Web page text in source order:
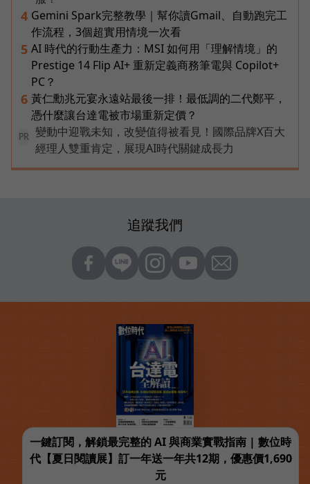
4 Gemini Spark完整教學｜幫你讀Gmail、自動跑完工
作流程，3個超實用情境一次看
5 AI 時代的行動生產力：MSI 如何用「理解情境」的
Prestige 14 Flip AI+ 重新定義商務筆電與 Copilot+
PC？
6 黃仁勳兆元宴永遠站最後一排！最低調的二代鄭平，
憑什麼讓台達電被市場重新定價？
PR
變動中迎戰未知，改變值得被看見！國際品牌X百大
經理人雙重肯定，展現AI時代關鍵成長力
追蹤我們
一鍵訂閱，解鎖最完整的 AI 與商業實戰指南 | 數位時
代【夏日閱讀展】訂一年送一年共12期，優惠價1,690
元